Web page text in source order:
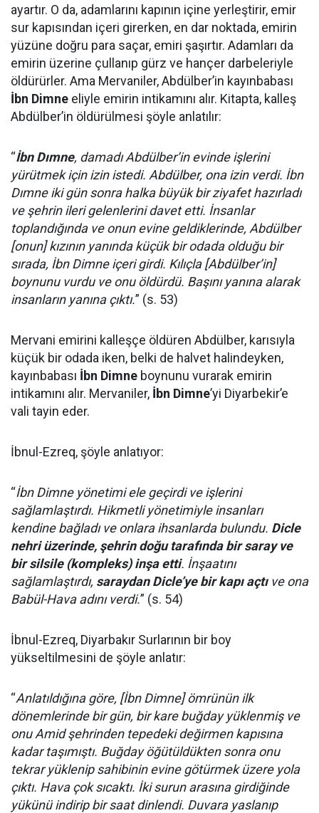
ayartır. O da, adamlarını kapının içine yerleştirir, emir
sur kapısından içeri girerken, en dar noktada, emirin
yüzüne doğru para saçar, emiri şaşırtır. Adamları da
emirin üzerine çullanıp gürz ve hançer darbeleriyle
öldürürler. Ama Mervaniler, Abdülber’in kayınbabası
İbn Dimne eliyle emirin intikamını alır. Kitapta, kalleş
Abdülber’in öldürülmesi şöyle anlatılır:
“İbn Dımne, damadı Abdülber’in evinde işlerini
yürütmek için izin istedi. Abdülber, ona izin verdi. İbn
Dımne iki gün sonra halka büyük bir ziyafet hazırladı
ve şehrin ileri gelenlerini davet etti. İnsanlar
toplandığında ve onun evine geldiklerinde, Abdülber
[onun] kızının yanında küçük bir odada olduğu bir
sırada, İbn Dimne içeri girdi. Kılıçla [Abdülber’in]
boynunu vurdu ve onu öldürdü. Başını yanına alarak
insanların yanına çıktı.” (s. 53)
Mervani emirini kalleşçe öldüren Abdülber, karısıyla
küçük bir odada iken, belki de halvet halindeyken,
kayınbabası İbn Dimne boynunu vurarak emirin
intikamını alır. Mervaniler, İbn Dimne’yi Diyarbekir’e
vali tayin eder.
İbnul-Ezreq, şöyle anlatıyor:
“İbn Dimne yönetimi ele geçirdi ve işlerini
sağlamlaştırdı. Hikmetli yönetimiyle insanları
kendine bağladı ve onlara ihsanlarda bulundu. Dicle
nehri üzerinde, şehrin doğu tarafında bir saray ve
bir silsile (kompleks) inşa etti. İnşaatını
sağlamlaştırdı, saraydan Dicle’ye bir kapı açtıve ona
Babül-Hava adını verdi.” (s. 54)
İbnul-Ezreq, Diyarbakır Surlarının bir boy
yükseltilmesini de şöyle anlatır:
“Anlatıldığına göre, [İbn Dimne] ömrünün ilk
dönemlerinde bir gün, bir kare buğday yüklenmiş ve
onu Amid şehrinden tepedeki değirmen kapısına
kadar taşımıştı. Buğday öğütüldükten sonra onu
tekrar yüklenip sahibinin evine götürmek üzere yola
çıktı. Hava çok sıcaktı. İki surun arasına girdiğinde
yükünü indirip bir saat dinlendi. Duvara yaslanıp